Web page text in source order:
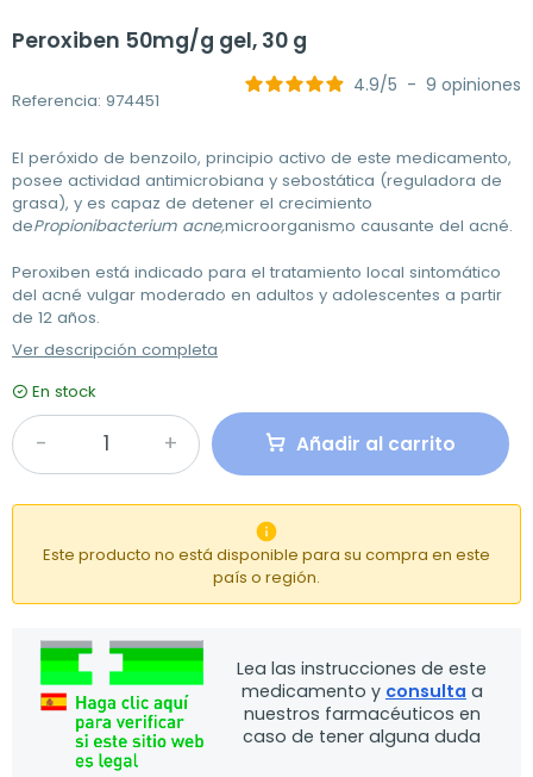
Peroxiben 50mg/g gel, 30 g
Referencia: 974451
4.9/5 - 9 opiniones
El peróxido de benzoilo, principio activo de este medicamento,
posee actividad antimicrobiana y sebostática (reguladora de
grasa), y es capaz de detener el crecimiento
dePropionibacterium acne,microorganismo causante del acné.
Peroxiben está indicado para el tratamiento local sintomático
del acné vulgar moderado en adultos y adolescentes a partir
de 12 años.
Ver descripción completa
En stock
Añadir al carrito

Este producto no está disponible para su compra en este
país o región.
Lea las instrucciones de este
medicamento y consulta a
nuestros farmacéuticos en
caso de tener alguna duda